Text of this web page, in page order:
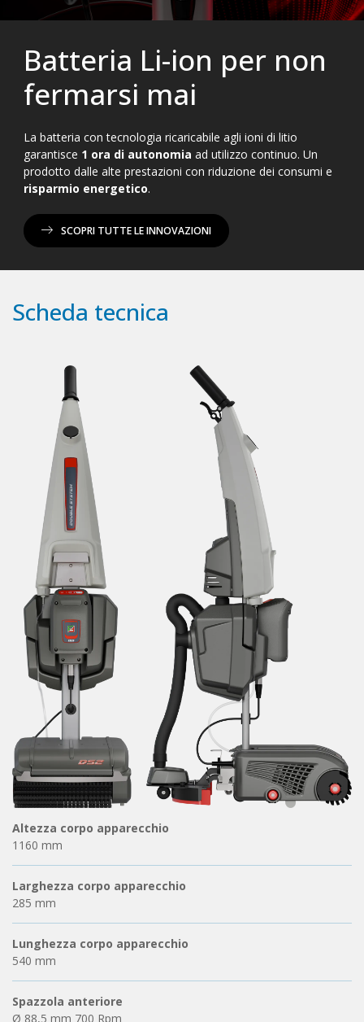
Batteria Li-ion per non
fermarsi mai
La batteria con tecnologia ricaricabile agli ioni di litio
garantisce 1 ora di autonomia ad utilizzo continuo. Un
prodotto dalle alte prestazioni con riduzione dei consumi e
risparmio energetico.
SCOPRI TUTTE LE INNOVAZIONI
Scheda tecnica
Altezza corpo apparecchio
1160 mm
Larghezza corpo apparecchio
285 mm
Lunghezza corpo apparecchio
540 mm
Spazzola anteriore
Ø 88,5 mm 700 Rpm